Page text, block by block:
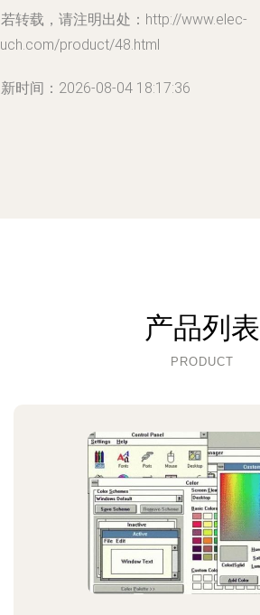
转载，请注明出处：http://www.elec-
product/48.html
时间：2026-08-04 18:17:36
产品列表
PRODUCT